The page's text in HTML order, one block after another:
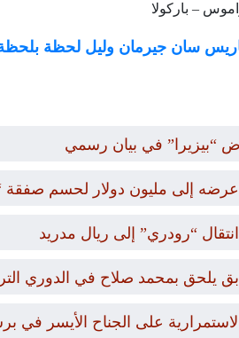
– باركولا
باريس سان جيرمان وليل لحظة
“بيزيرا” في بيان رسمي
عرضه إلى مليون دولار لحسم
“رودري” إلى ريال مدريد
يلحق بمحمد صلاح في الدوري
على الجناح الأيسر في